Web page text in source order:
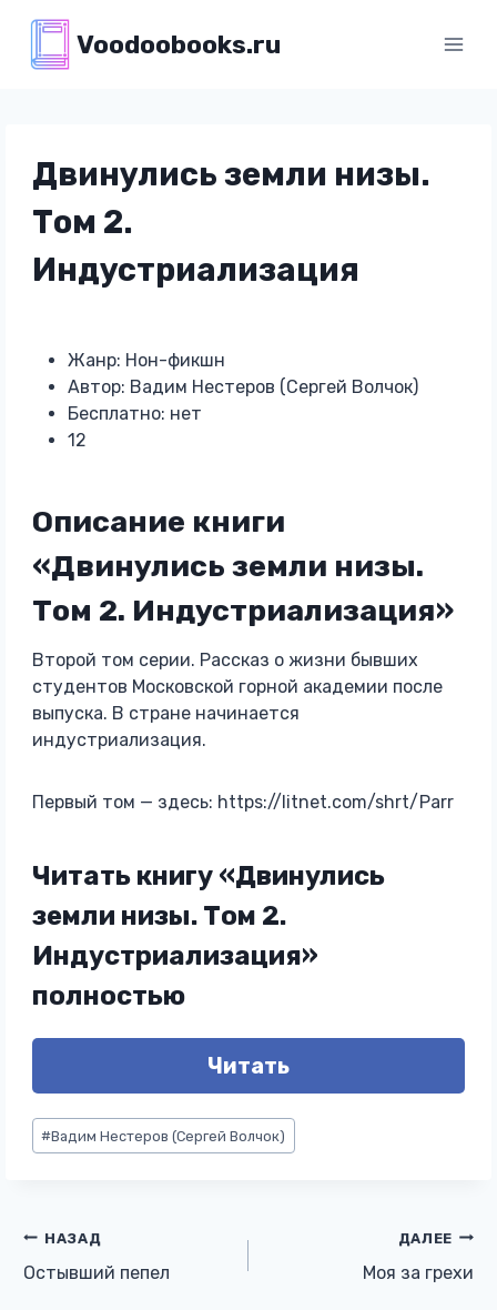
содержимому
Voodoobooks.ru
Двинулись земли низы.
Том 2.
Индустриализация
Жанр: Нон-фикшн
Автор: Вадим Нестеров (Сергей Волчок)
Бесплатно: нет
12
Описание книги
«Двинулись земли низы.
Том 2. Индустриализация»
Второй том серии. Рассказ о жизни бывших
студентов Московской горной академии после
выпуска. В стране начинается
индустриализация.
Первый том — здесь: https://litnet.com/shrt/Parr
Читать книгу «Двинулись
земли низы. Том 2.
Индустриализация»
полностью
Читать
Метки
записи:
#Вадим Нестеров (Сергей Волчок)
Навигация
по
НАЗАД
Остывший пепел
ДАЛЕЕ
Моя за грехи